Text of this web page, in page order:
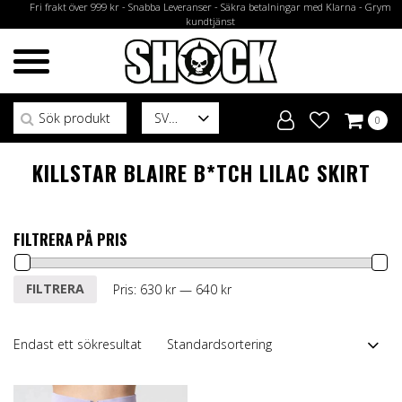
Fri frakt över 999 kr - Snabba Leveranser - Säkra betalningar med Klarna - Grym
kundtjänst
SV
Sök efter:
0
KILLSTAR BLAIRE B*TCH LILAC SKIRT
FILTRERA PÅ PRIS
Min
MaxFILTRERA Pris: 630 kr— 640 kr
Endast ett sökresultat